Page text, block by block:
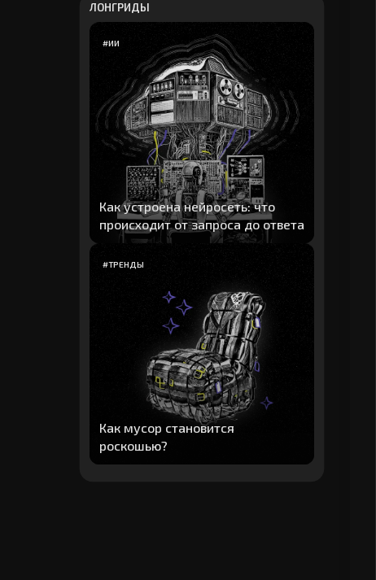
ЛОНГРИДЫ
#ИИ
Как устроена нейросеть: что
происходит от запроса до ответа
#ТРЕНДЫ
Как мусор становится
роскошью?